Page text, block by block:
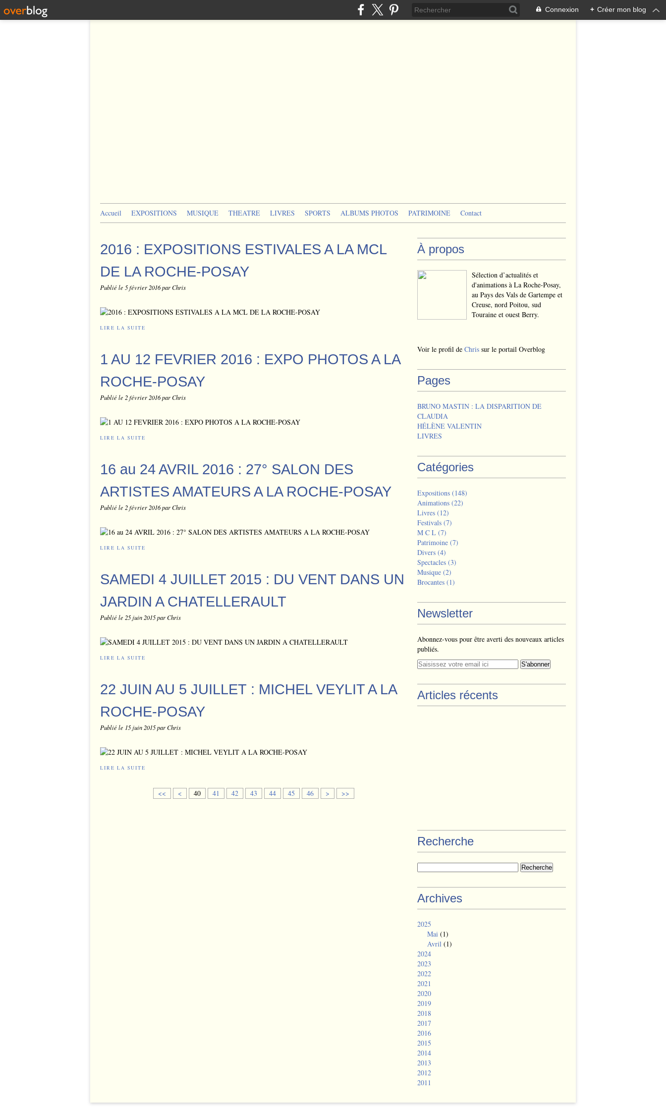
Connexion + Créer mon blog
Accueil EXPOSITIONS MUSIQUE THEATRE LIVRES SPORTS ALBUMS PHOTOS PATRIMOINE Contact
2016 : EXPOSITIONS ESTIVALES A LA MCL
DE LA ROCHE-POSAY
Publié le 5 février 2016par Chris
LIRE LA SUITE
1 AU 12 FEVRIER 2016 : EXPO PHOTOS A LA
ROCHE-POSAY
Publié le 2 février 2016par Chris
LIRE LA SUITE
16 au 24 AVRIL 2016 : 27° SALON DES
ARTISTES AMATEURS A LA ROCHE-POSAY
Publié le 2 février 2016par Chris
LIRE LA SUITE
SAMEDI 4 JUILLET 2015 : DU VENT DANS UN
JARDIN A CHATELLERAULT
Publié le 25 juin 2015par Chris
LIRE LA SUITE
22 JUIN AU 5 JUILLET : MICHEL VEYLIT A LA
ROCHE-POSAY
Publié le 15 juin 2015par Chris
LIRE LA SUITE
<< <
1
2
3
40 41 42 43 44 45 46 > >>
À propos
Sélection d’actualités et
d'animations à La Roche-Posay,
au Pays des Vals de Gartempe et
Creuse, nord Poitou, sud
Touraine et ouest Berry.
Voir le profil de Chris sur le portail Overblog
Pages
BRUNO MASTIN : LA DISPARITION DE
CLAUDIA
HÉLÈNE VALENTIN
LIVRES
Catégories
Expositions (148)
Animations (22)
Livres (12)
Festivals (7)
M C L (7)
Patrimoine (7)
Divers (4)
Spectacles (3)
Musique (2)
Brocantes (1)
Newsletter
Abonnez-vous pour être averti des nouveaux articles
publiés.
Articles récents
Recherche
Archives
2025
Mai (1)
Avril (1)
2024
2023
2022
2021
2020
2019
2018
2017
2016
2015
2014
2013
2012
2011